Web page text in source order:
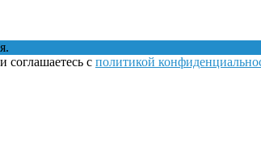
соглашаетесь с политикой